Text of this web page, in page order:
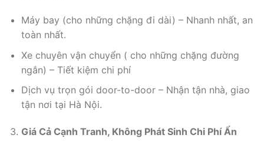
Máy bay (cho những chặng đi dài) – Nhanh nhất, an
toàn nhất.
Xe chuyên vận chuyển ( cho những chặng đường
ngắn) – Tiết kiệm chi phí
Dịch vụ trọn gói door-to-door – Nhận tận nhà, giao
tận nơi tại Hà Nội.
Giá Cả Cạnh Tranh, Không Phát Sinh Chi Phí Ẩn